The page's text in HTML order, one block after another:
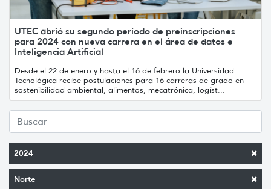
2024
Norte
UTEC abrió su segundo período de preinscripciones
para 2024 con nueva carrera en el área de datos e
Inteligencia Artificial
Desde el 22 de enero y hasta el 16 de febrero la Universidad
Tecnológica recibe postulaciones para 16 carreras de grado en
sostenibilidad ambiental, alimentos, mecatrónica, logíst...